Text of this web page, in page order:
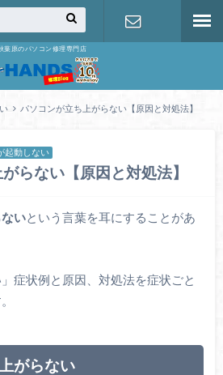
葉原のパソコン修理専門店
パソコンが立ち上がらない【原因と対処法】
起動しない
らない【原因と対処法】
いという言葉を耳にすることがあ
症状例と原因、対処法を症状ごと
がらない